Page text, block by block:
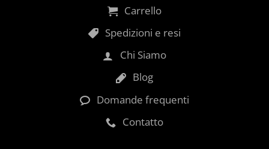
Carrello
Spedizioni e resi
Chi Siamo
Blog
Domande frequenti
Contatto